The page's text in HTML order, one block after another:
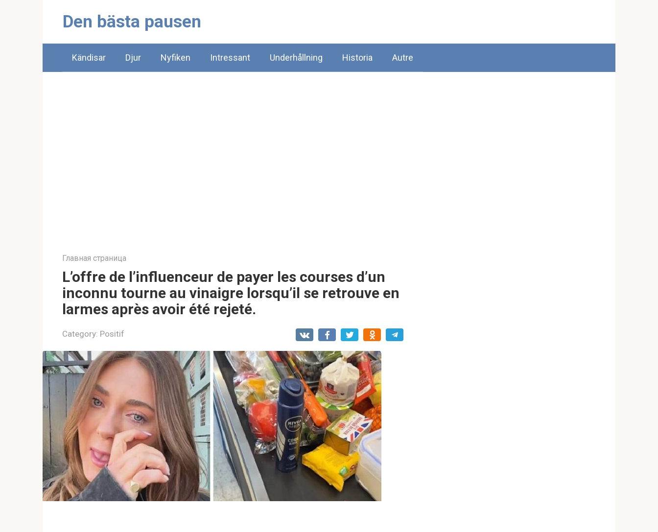
Den bästa pausen
Kändisar Djur Nyfiken Intressant Underhållning Historia Autre
Главная страница
L’offre de l’influenceur de payer les courses d’un
inconnu tourne au vinaigre lorsqu’il se retrouve en
larmes après avoir été rejeté.
Category: Positif